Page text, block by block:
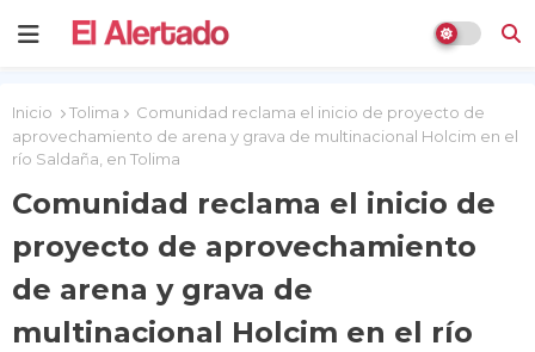
Inicio Tolima
Comunidad reclama el inicio de proyecto de
aprovechamiento de arena y grava de multinacional Holcim en el
río Saldaña, en Tolima
Comunidad reclama el inicio de
proyecto de aprovechamiento
de arena y grava de
multinacional Holcim en el río